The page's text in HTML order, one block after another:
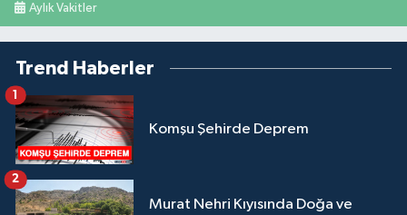
Aylık Vakitler
Trend Haberler
Komşu Şehirde Deprem
1
Murat Nehri Kıyısında Doğa ve
2